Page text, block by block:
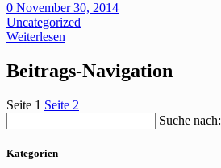
0 November 30, 2014
Uncategorized
Weiterlesen
Beitrags-Navigation
Seite 1 Seite 2
Suche nach:
Kategorien